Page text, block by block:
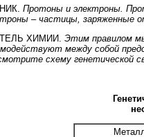
Протоны и электроны.
– частицы, заряженные
ХИМИИ. Этим правилом
между собой
схему генетической